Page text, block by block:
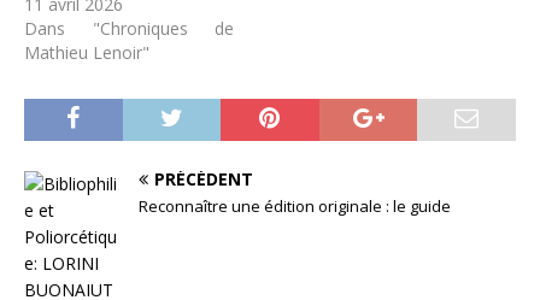
Dans "Chroniques de
Mathieu Lenoir"
PRÉCÉDENT
Reconnaître une édition originale : le guide